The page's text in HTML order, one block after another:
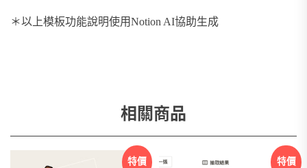
＊以上模板功能說明使用Notion AI協助生成
相關商品
特價 特價